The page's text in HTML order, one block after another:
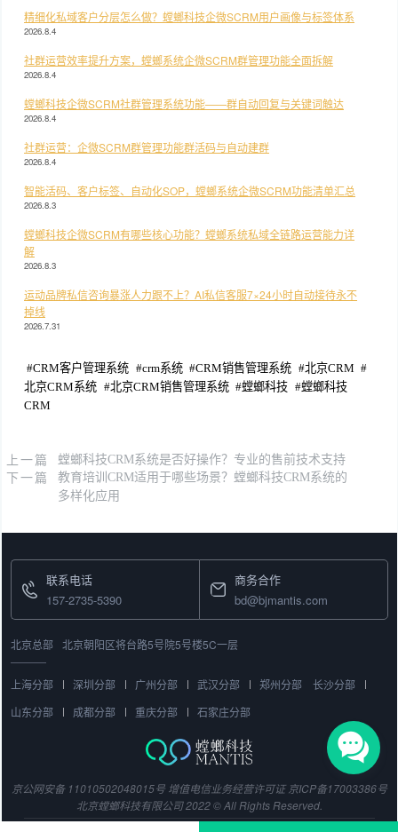
精细化私域客户分层怎么做？螳螂科技企微SCRM用户画像与标签体系
2026.8.4
社群运营效率提升方案，螳螂系统企微SCRM群管理功能全面拆解
2026.8.4
螳螂科技企微SCRM社群管理系统功能——群自动回复与关键词触达
2026.8.4
社群运营：企微SCRM群管理功能群活码与自动建群
2026.8.4
智能活码、客户标签、自动化SOP，螳螂系统企微SCRM功能清单汇总
2026.8.3
螳螂科技企微SCRM有哪些核心功能？螳螂系统私域全链路运营能力详
解
2026.8.3
运动品牌私信咨询暴涨人力跟不上？AI私信客服7×24小时自动接待永不
掉线
2026.7.31
#CRM客户管理系统 #crm系统 #CRM销售管理系统 #北京CRM #
北京CRM系统 #北京CRM销售管理系统 #螳螂科技 #螳螂科技
CRM
上一篇 螳螂科技CRM系统是否好操作？专业的售前技术支持
下一篇
教育培训CRM适用于哪些场景？螳螂科技CRM系统的
多样化应用
联系电话
157-2735-5390
商务合作
bd@bjmantis.com
北京总部 北京朝阳区将台路5号院5号楼5C一层
上海分部 深圳分部 广州分部 武汉分部 郑州分部
长沙分部
山东分部
成都分部 重庆分部 石家庄分部
京公网安备 11010502048015号 增值电信业务经营许可证 京ICP备17003386号
北京螳螂科技有限公司 2022 © All Rights Reserved.